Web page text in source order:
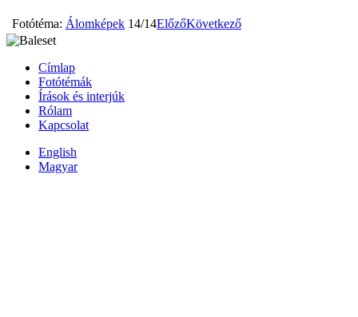
Fotótéma: Álomképek 14/14ElőzőKövetkező
Címlap
Fotótémák
Írások és interjúk
Rólam
Kapcsolat
English
Magyar